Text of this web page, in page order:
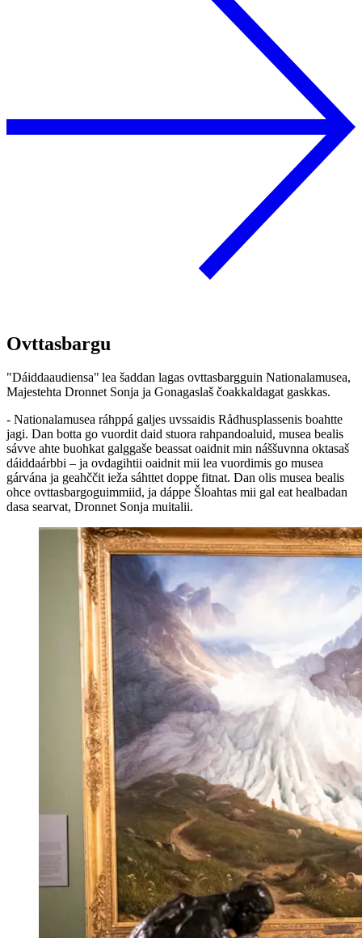
Ovttasbargu
"Dáiddaaudiensa" lea šaddan lagas ovttasbargguin Nationalamusea,
Majestehta Dronnet Sonja ja Gonagaslaš čoakkaldagat gaskkas.
- Nationalamusea ráhppá galjes uvssaidis Rådhusplassenis boahtte
jagi. Dan botta go vuordit daid stuora rahpandoaluid, musea bealis
sávve ahte buohkat galggaše beassat oaidnit min náššuvnna oktasaš
dáiddaárbbi – ja ovdagihtii oaidnit mii lea vuordimis go musea
gárvána ja geahččit ieža sáhttet doppe fitnat. Dan olis musea bealis
ohce ovttasbargoguimmiid, ja dáppe Šloahtas mii gal eat healbadan
dasa searvat, Dronnet Sonja muitalii.